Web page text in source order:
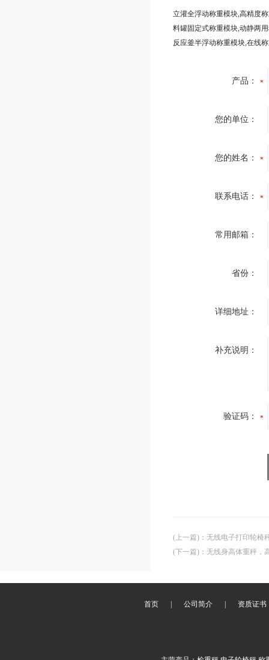
立灌全浮动称重模块,高精度
反应釜半浮动称重模块,在线
产品：
您的单位：
您的姓名：
联系电话：
常用邮箱：
省份：
详细地址：
补充说明：
验证码：
(上一篇) ： 无线电子打印轮椅
(下一篇) ： 无线身高体重秤，
首页 公司简介 资质证书